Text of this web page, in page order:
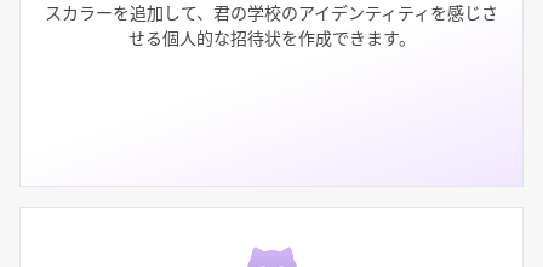
スカラーを追加して、君の学校のアイデンティティを感じさ
せる個人的な招待状を作成できます。